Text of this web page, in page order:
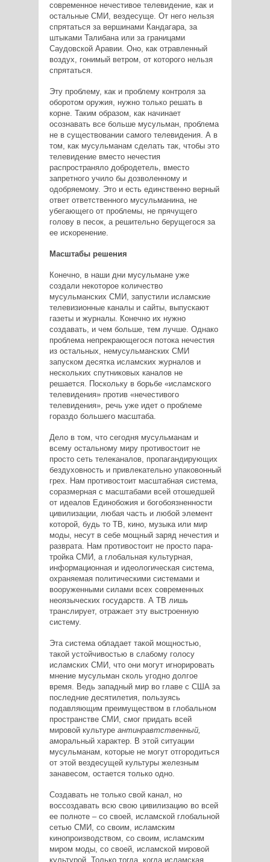
современное нечестивое телевидение, как и
остальные СМИ, вездесуще. От него нельзя
спрятаться за вершинами Кандагара, за
штыками Талибана или за границами
Саудовской Аравии. Оно, как отравленный
воздух, гонимый ветром, от которого нельзя
спрятаться.
Эту проблему, как и проблему контроля за
оборотом оружия, нужно только решать в
корне. Таким образом, как начинает
осознавать все больше мусульман, проблема
не в существовании самого телевидения. А в
том, как мусульманам сделать так, чтобы это
телевидение вместо нечестия
распространяло добродетель, вместо
запретного учило бы дозволенному и
одобряемому. Это и есть единственно верный
ответ ответственного мусульманина, не
убегающего от проблемы, не прячущего
голову в песок, а решительно берущегося за
ее искоренение.
Масштабы решения
Конечно, в наши дни мусульмане уже
создали некоторое количество
мусульманских СМИ, запустили исламские
телевизионные каналы и сайты, выпускают
газеты и журналы. Конечно их нужно
создавать, и чем больше, тем лучше. Однако
проблема непрекрающегося потока нечестия
из остальных, немусульманских СМИ
запуском десятка исламских журналов и
нескольких спутниковых каналов не
решается. Поскольку в борьбе «исламского
телевидения» против «нечестивого
телевидения», речь уже идет о проблеме
гораздо большего масштаба.
Дело в том, что сегодня мусульманам и
всему остальному миру противостоит не
просто сеть телеканалов, пропагандирующих
бездуховность и привлекательно упаковонный
грех. Нам противостоит масштабная система,
соразмерная с масштабами всей отошедшей
от идеалов Единобожия и богобоязненности
цивилизации, любая часть и любой элемент
которой, будь то ТВ, кино, музыка или мир
моды, несут в себе мощный заряд нечестия и
разврата. Нам противостоит не просто пара-
тройка СМИ, а глобальная культурная,
информационная и идеологическая система,
охраняемая политическими системами и
вооруженными силами всех современных
неоязыческих государств. А ТВ лишь
транслирует, отражает эту выстроенную
систему.
Эта система обладает такой мощностью,
такой устойчивостью в слабому голосу
исламских СМИ, что они могут игнорировать
мнение мусульман сколь угодно долгое
время. Ведь западный мир во главе с США за
последние десятилетия, пользуясь
подавляющим преимуществом в глобальном
пространстве СМИ, смог придать всей
мировой культуре антинравтственный,
аморальный характер. В этой ситуации
мусульманам, которые не могут отгородиться
от этой вездесущей культуры железным
занавесом, остается только одно.
Создавать не только свой канал, но
воссоздавать всю свою цивилизацию во всей
ее полноте – со своей, исламской глобальной
сетью СМИ, со своим, исламским
кинопроизводством, со своим, исламским
миром моды, со своей, исламской мировой
культурой. Только тогда, когда исламская